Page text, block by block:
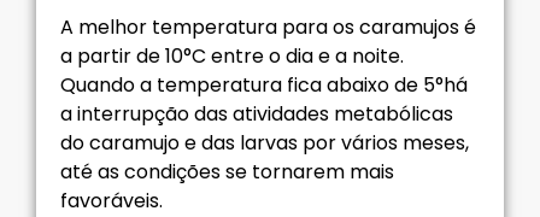
A melhor temperatura para os caramujos é
a partir de 10°C entre o dia e a noite.
Quando a temperatura fica abaixo de 5°há
a interrupção das atividades metabólicas
do caramujo e das larvas por vários meses,
até as condições se tornarem mais
favoráveis.